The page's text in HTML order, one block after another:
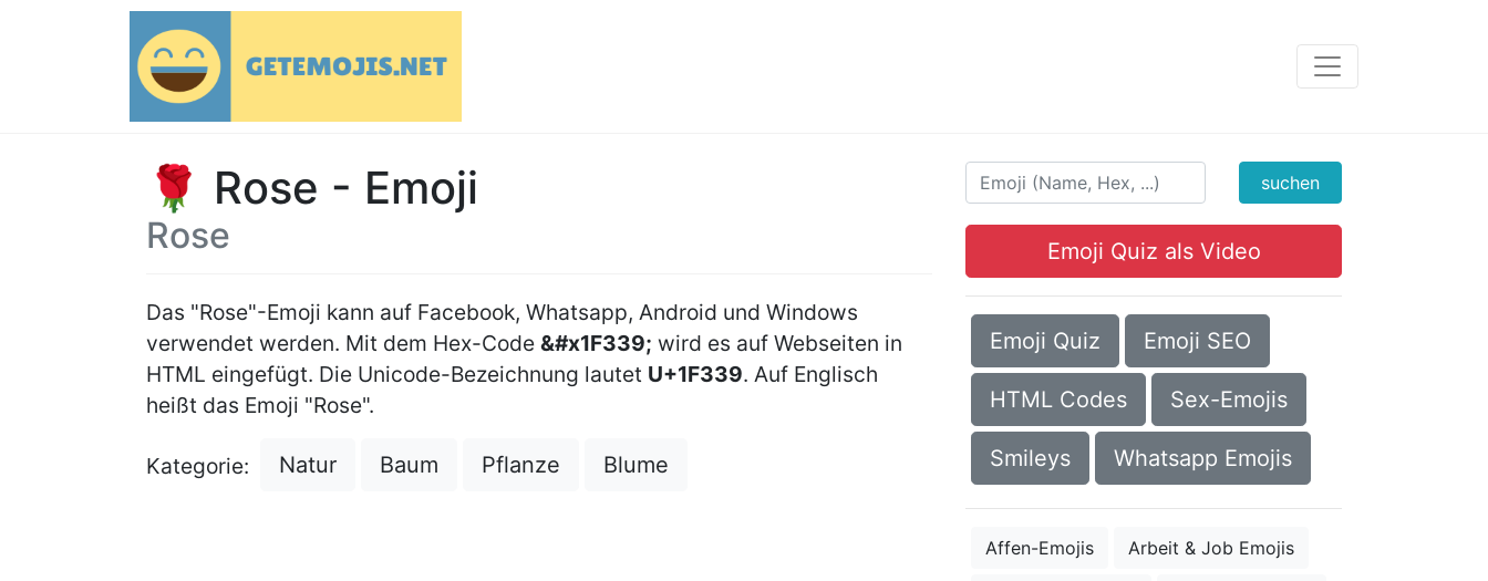
🌹 Rose - Emoji
Rose
Das "Rose"-Emoji kann auf Facebook, Whatsapp, Android und Windows
verwendet werden. Mit dem Hex-Code &#x1F339; wird es auf Webseiten in
HTML eingefügt. Die Unicode-Bezeichnung lautet U+1F339. Auf Englisch
heißt das Emoji "Rose".
Kategorie: Natur Baum Pflanze Blume
suchen
Emoji Quiz als Video
Emoji Quiz Emoji SEO
HTML Codes Sex-Emojis
Smileys Whatsapp Emojis
Affen-Emojis Arbeit & Job Emojis